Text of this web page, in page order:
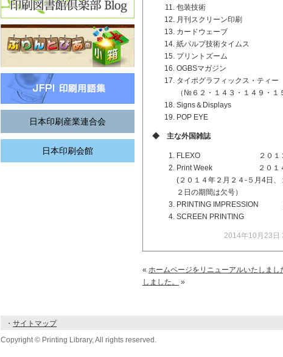
日本印刷産業連合会
日本印刷会館
包装技術 ２００
月刊スクリーン印刷 ２０
カードウェーブ ２０
紙パルプ技術タイムス ２
プリントズーム １９９
OGBSマガジン ２０
タイポグラフィックス・ティ
（№６２・１４３・１４９・１
Signs＆Displays ２０
POP EYE ２０１９
◆ 主な外国雑誌
FLEXO ２０１２年～
Print Week ２０１４年２
(２０１４年２月２４-５月4日
２日の期間は欠号）
PRINTING IMPRESSION ２
SCREEN PRINTING ２０
2014年10月23日
« ホームページをリニューアルいたしまし
しました。
»
・ サイトマップ
Copyright © Printing Library, All rights reserved.